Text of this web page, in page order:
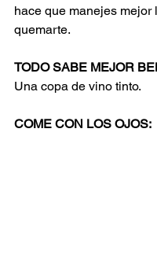
hace que manejes mejor
quemarte.
TODO SABE MEJOR
Una copa de vino tinto.
COME CON LOS OJOS: